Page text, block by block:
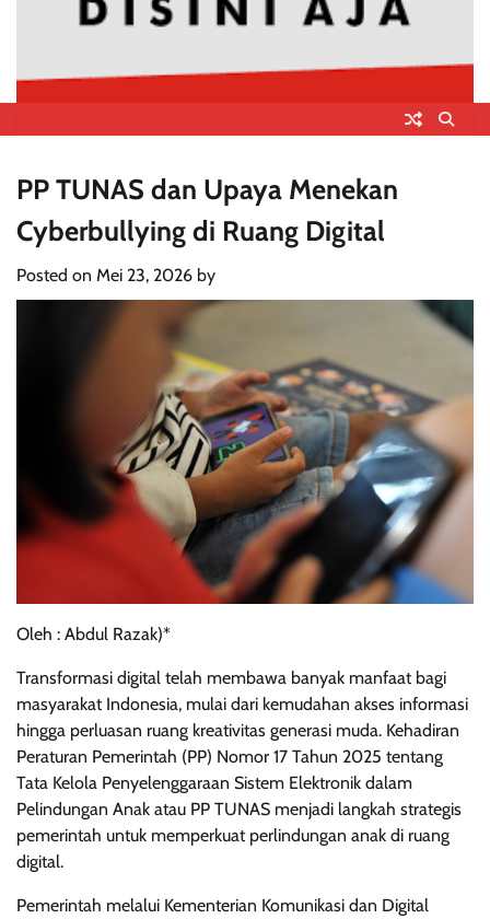
PP TUNAS dan Upaya Menekan
Cyberbullying di Ruang Digital
Posted on Mei 23, 2026 by
Oleh : Abdul Razak)*
Transformasi digital telah membawa banyak manfaat bagi
masyarakat Indonesia, mulai dari kemudahan akses informasi
hingga perluasan ruang kreativitas generasi muda. Kehadiran
Peraturan Pemerintah (PP) Nomor 17 Tahun 2025 tentang
Tata Kelola Penyelenggaraan Sistem Elektronik dalam
Pelindungan Anak atau PP TUNAS menjadi langkah strategis
pemerintah untuk memperkuat perlindungan anak di ruang
digital.
Pemerintah melalui Kementerian Komunikasi dan Digital